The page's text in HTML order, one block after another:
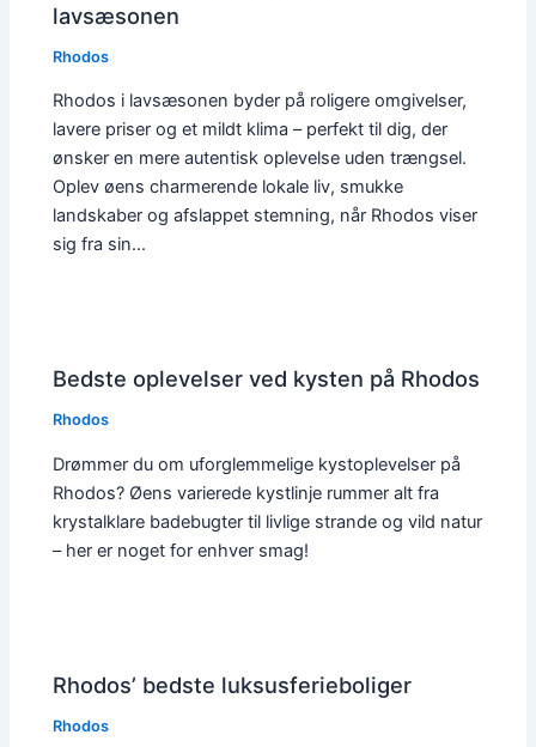
lavsæsonen
Rhodos
Rhodos i lavsæsonen byder på roligere omgivelser,
lavere priser og et mildt klima – perfekt til dig, der
ønsker en mere autentisk oplevelse uden trængsel.
Oplev øens charmerende lokale liv, smukke
landskaber og afslappet stemning, når Rhodos viser
sig fra sin…
Bedste oplevelser ved kysten på Rhodos
Rhodos
Drømmer du om uforglemmelige kystoplevelser på
Rhodos? Øens varierede kystlinje rummer alt fra
krystalklare badebugter til livlige strande og vild natur
– her er noget for enhver smag!
Rhodos’ bedste luksusferieboliger
Rhodos